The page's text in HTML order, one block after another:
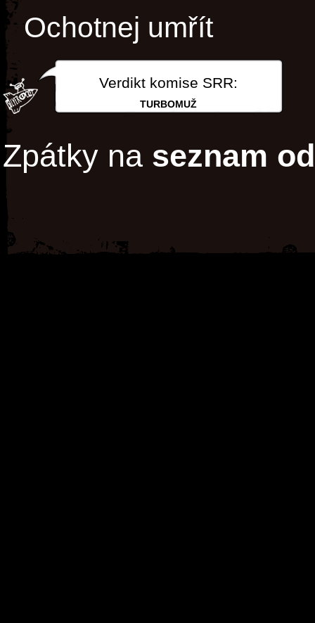
Ochotnej umřít
Verdikt komise SRR:
TURBOMUŽ
Zpátky na seznam